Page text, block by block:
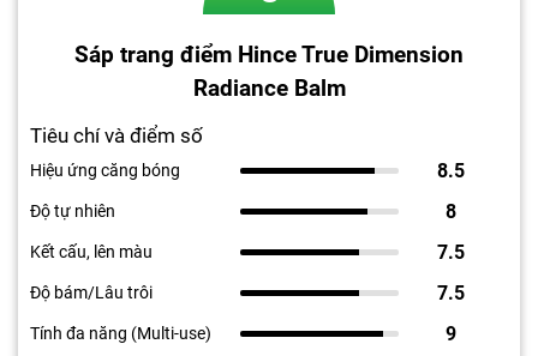
Sáp trang điểm Hince True Dimension
Radiance Balm
Tiêu chí và điểm số
Hiệu ứng căng bóng 8.5
Độ tự nhiên 8
Kết cấu, lên màu 7.5
Độ bám/Lâu trôi 7.5
Tính đa năng (Multi-use) 9